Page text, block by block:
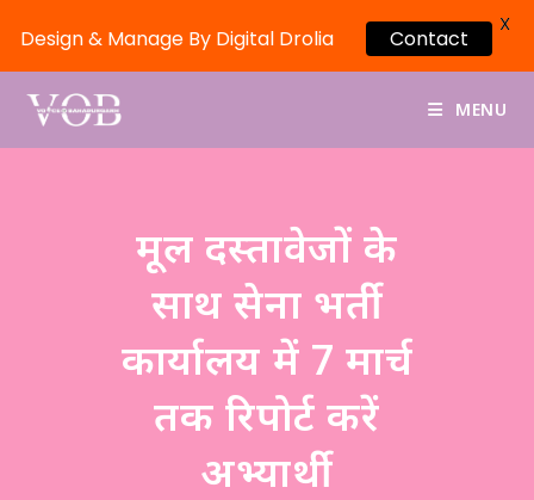
MENU
मूल दस्तावेजों के
साथ सेना भर्ती
कार्यालय में 7 मार्च
तक रिपोर्ट करें
अभ्यार्थी
Design & Manage By Digital Drolia Contact
X